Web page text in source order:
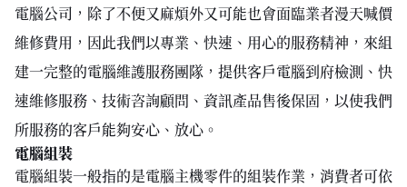
電腦公司，除了不便又麻煩外又可能也會面臨業者漫天喊價
維修費用，因此我們以專業、快速、用心的服務精神，來組
建一完整的電腦維護服務團隊，提供客戶電腦到府檢測、快
速維修服務、技術咨詢顧問、資訊產品售後保固，以使我們
所服務的客戶能夠安心、放心。
電腦組裝
電腦組裝一般指的是電腦主機零件的組裝作業，消費者可依